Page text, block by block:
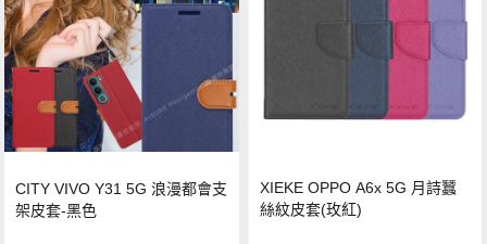
CITY VIVO Y31 5G 浪漫都會支
架皮套-黑色
XIEKE OPPO A6x 5G 月詩蠶
絲紋皮套(玫紅)